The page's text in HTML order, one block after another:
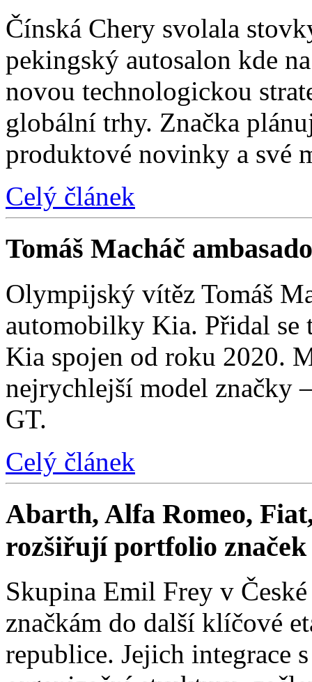
Čínská Chery svolala
pekingský autosalon kde
novou technologickou
globální trhy. Značka
produktové novinky a své
Celý článek
Tomáš Macháč
Olympijský vítěz Tomáš
automobilky Kia. Přidal se
Kia spojen od roku 2020.
nejrychlejší model značky
GT.
Celý článek
Abarth, Alfa Romeo,
rozšiřují portfolio
Skupina Emil Frey v
značkám do další klíčové
republice. Jejich integrace